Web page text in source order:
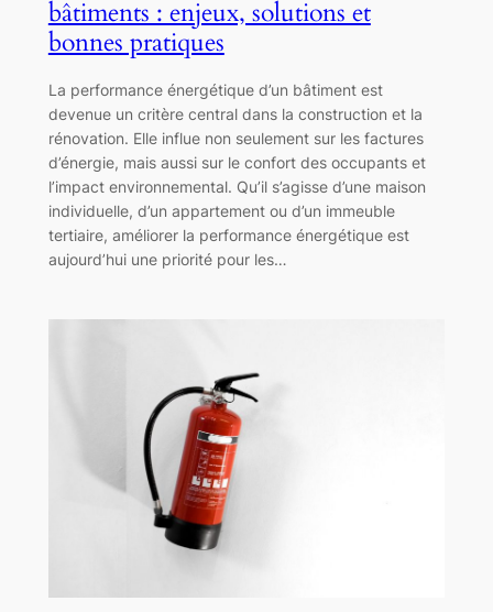
bâtiments : enjeux, solutions et
bonnes pratiques
La performance énergétique d’un bâtiment est
devenue un critère central dans la construction et la
rénovation. Elle influe non seulement sur les factures
d’énergie, mais aussi sur le confort des occupants et
l’impact environnemental. Qu’il s’agisse d’une maison
individuelle, d’un appartement ou d’un immeuble
tertiaire, améliorer la performance énergétique est
aujourd’hui une priorité pour les…